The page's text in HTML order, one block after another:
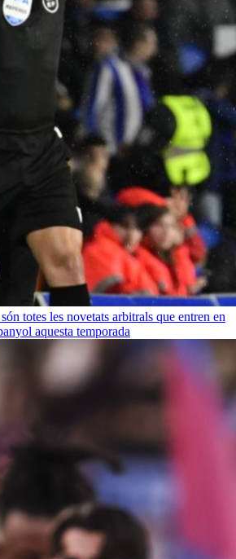
totes les novetats arbitrals que entren en
aquesta temporada